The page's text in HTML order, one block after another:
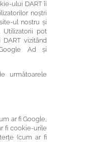
ului DART îi
noștri
ul nostru și
pot
vizitând
Ad și
următoarele
ar fi Google,
fi cookie-urile
(cum ar fi